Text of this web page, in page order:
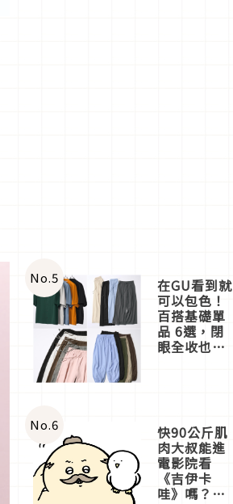
No.5 在GU看到就
可以包色！
百搭基礎單
品 6選，閉
眼全收也不
No.6 快90公斤肌
肉大叔能進
電影院看
《吉伊卡
哇》嗎？日